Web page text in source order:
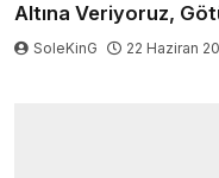
Altına Veriyoruz,
SoleKinG 22 Haziran